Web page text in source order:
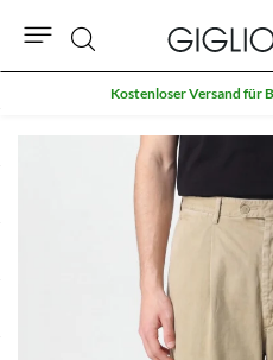
Suche
Kostenloser Versand für